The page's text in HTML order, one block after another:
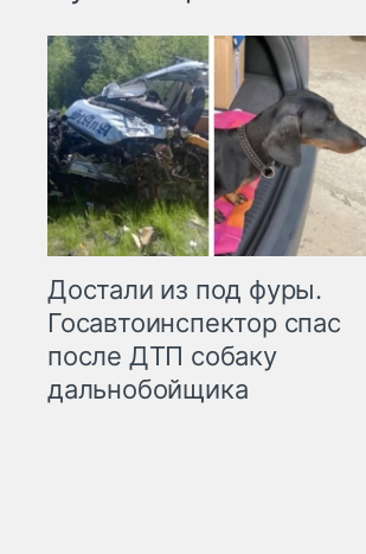
Достали из под фуры.
Госавтоинспектор спас
после ДТП собаку
дальнобойщика